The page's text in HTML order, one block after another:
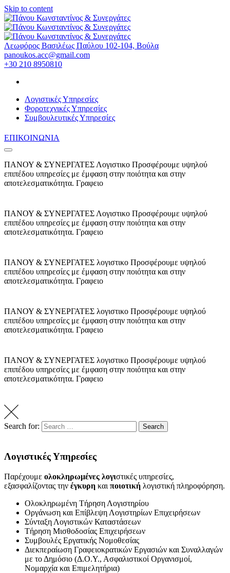
Skip to content
Λεωφόρος Βασιλέως Παύλου 102-104, Βούλα
panoukos.acc@gmail.com
+30 210 8950810
Λογιστικές Υπηρεσίες
Φοροτεχνικές Υπηρεσίες
Συμβουλευτικές Υπηρεσίες
ΕΠΙΚΟΙΝΩΝΙΑ
ΠΑΝΟΥ & ΣΥΝΕΡΓΑΤΕΣ Λογιστικο Προσφέρουμε υψηλού
επιπέδου υπηρεσίες με έμφαση στην ποιότητα και στην
αποτελεσματικότητα. Γραφειο
ΠΑΝΟΥ & ΣΥΝΕΡΓΑΤΕΣ Λογιστικο Προσφέρουμε υψηλού
επιπέδου υπηρεσίες με έμφαση στην ποιότητα και στην
αποτελεσματικότητα. Γραφειο
ΠΑΝΟΥ & ΣΥΝΕΡΓΑΤΕΣ λογιστικο Προσφέρουμε υψηλού
επιπέδου υπηρεσίες με έμφαση στην ποιότητα και στην
αποτελεσματικότητα. Γραφειο
ΠΑΝΟΥ & ΣΥΝΕΡΓΑΤΕΣ λογιστικο Προσφέρουμε υψηλού
επιπέδου υπηρεσίες με έμφαση στην ποιότητα και στην
αποτελεσματικότητα. Γραφειο
ΠΑΝΟΥ & ΣΥΝΕΡΓΑΤΕΣ λογιστικο Προσφέρουμε υψηλού
επιπέδου υπηρεσίες με έμφαση στην ποιότητα και στην
αποτελεσματικότητα. Γραφειο
Search for: Search
Λογιστικές Υπηρεσίες
Παρέχουμε ολοκληρωμένες λογιστικές υπηρεσίες,
εξασφαλίζοντας την έγκυρη και ποιοτική λογιστική πληροφόρηση.
Ολοκληρωμένη Τήρηση Λογιστηρίου
Οργάνωση και Επίβλεψη Λογιστηρίων Επιχειρήσεων
Σύνταξη Λογιστικών Καταστάσεων
Τήρηση Μισθοδοσίας Επιχειρήσεων
Συμβουλές Εργατικής Νομοθεσίας
Διεκπεραίωση Γραφειοκρατικών Εργασιών και Συναλλαγών
με το Δημόσιο (Δ.Ο.Υ., Ασφαλιστικοί Οργανισμοί,
Νομαρχία και Επιμελητήρια)